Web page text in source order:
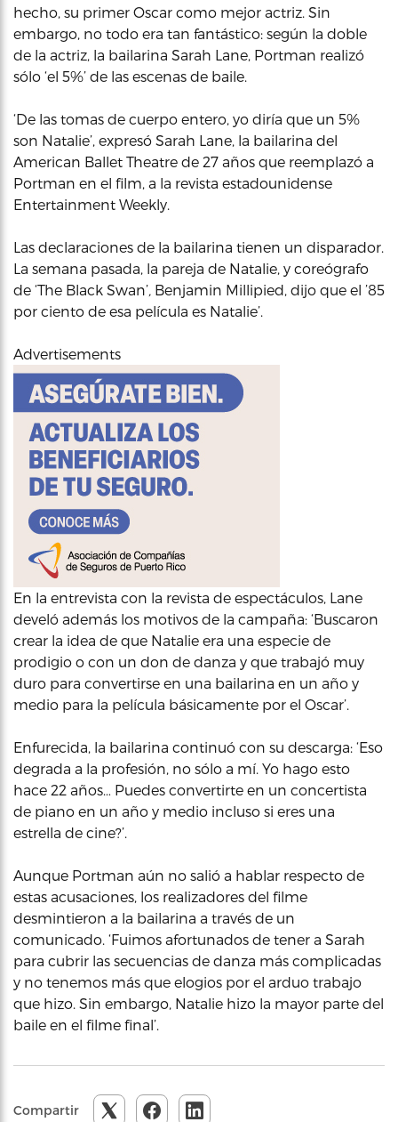
hecho, su primer Oscar como mejor actriz. Sin
embargo, no todo era tan fantástico: según la doble
de la actriz, la bailarina Sarah Lane, Portman realizó
sólo ‘el 5%’ de las escenas de baile.
‘De las tomas de cuerpo entero, yo diría que un 5%
son Natalie’, expresó Sarah Lane, la bailarina del
American Ballet Theatre de 27 años que reemplazó a
Portman en el film, a la revista estadounidense
Entertainment Weekly.
Las declaraciones de la bailarina tienen un disparador.
La semana pasada, la pareja de Natalie, y coreógrafo
de ‘The Black Swan’, Benjamin Millipied, dijo que el ’85
por ciento de esa película es Natalie’.
Advertisements
En la entrevista con la revista de espectáculos, Lane
develó además los motivos de la campaña: ‘Buscaron
crear la idea de que Natalie era una especie de
prodigio o con un don de danza y que trabajó muy
duro para convertirse en una bailarina en un año y
medio para la película básicamente por el Oscar’.
Enfurecida, la bailarina continuó con su descarga: ‘Eso
degrada a la profesión, no sólo a mí. Yo hago esto
hace 22 años… Puedes convertirte en un concertista
de piano en un año y medio incluso si eres una
estrella de cine?’.
Aunque Portman aún no salió a hablar respecto de
estas acusaciones, los realizadores del filme
desmintieron a la bailarina a través de un
comunicado. ‘Fuimos afortunados de tener a Sarah
para cubrir las secuencias de danza más complicadas
y no tenemos más que elogios por el arduo trabajo
que hizo. Sin embargo, Natalie hizo la mayor parte del
baile en el filme final’.
Compartir